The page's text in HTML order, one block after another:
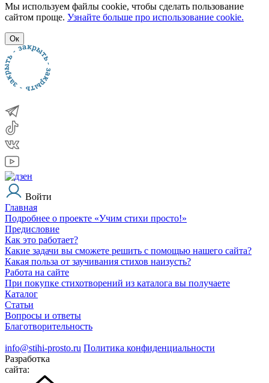
Мы используем файлы cookie, чтобы сделать пользование
сайтом проще. Узнайте больше про использование cookie.
Ок
Войти
Главная
Подробнее о проекте «Учим стихи просто!»
Предисловие
Как это работает?
Какие задачи вы сможете решить с помощью нашего сайта?
Какая польза от заучивания стихов наизусть?
Работа на сайте
При покупке стихотворений из каталога вы получаете
Каталог
Статьи
Вопросы и ответы
Благотворительность
info@stihi-prosto.ru Политика конфиденциальности
Разработка
сайта: